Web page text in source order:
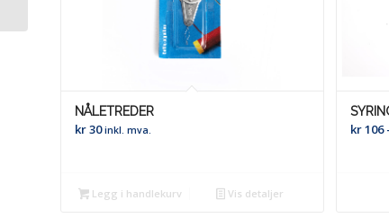
NÅLETREDER
kr30 inkl. mva.
Legg i handlekurv Vis detaljer
kr106